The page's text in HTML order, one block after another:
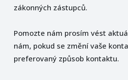
zákonných zástupců.
Pomozte nám prosím vést
nám, pokud se změní vaše
preferovaný způsob kontaktu.